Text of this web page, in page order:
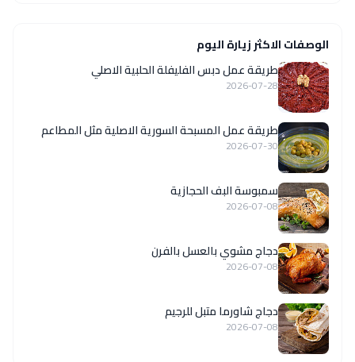
الوصفات الاكثر زيارة اليوم
طريقة عمل دبس الفليفلة الحلبية الاصلي
2026-07-28
‏طريقة عمل المسبحة السورية الاصلية مثل المطاعم
2026-07-30
سمبوسة البف الحجازية
2026-07-08
دجاج مشوي بالعسل بالفرن
2026-07-08
دجاج شاورما متبل للرجيم
2026-07-08